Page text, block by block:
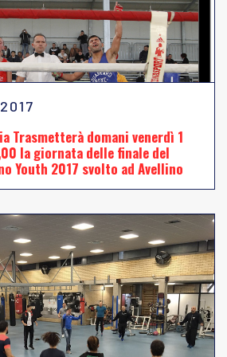
Trasmetterà domani venerdì 1
la giornata delle finale del
Youth 2017 svolto ad Avellino